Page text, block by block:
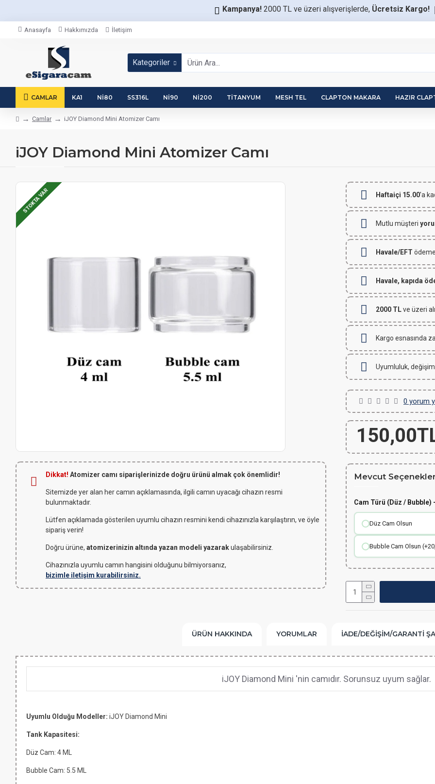
Kampanya! 2000 TL ve üzeri alışverişlerde, Ücretsiz Kargo!
Anasayfa Hakkımızda İletişim
Kategoriler
CAMLAR KA1 NI80 SS316L NI90 NI200 TITANYUM MESH TEL CLAPTON MAKARA HAZIR
Camlar iJOY Diamond Mini Atomizer Camı
iJOY Diamond Mini Atomizer Camı
STOKTA VAR
Dikkat! Atomizer camı siparişlerinizde doğru ürünü almak çok önemlidir!
Sitemizde yer alan her camın açıklamasında, ilgili camın uyacağı cihazın resmi
bulunmaktadır.
Lütfen açıklamada gösterilen uyumlu cihazın resmini kendi cihazınızla karşılaştırın, ve öyle
sipariş verin!
Doğru ürüne, atomizerinizin altında yazan modeli yazarakulaşabilirsiniz.
Cihazınızla uyumlu camın hangisini olduğunu bilmiyorsanız,
bizimle iletişim kurabilirsiniz.
Haftaiçi 15.00'a
Mutlu müşteri
Havale/EFT
Havale, kapıda
2000 TLve üzeri
Kargo esnasında
Uyumluluk,
0 yorum
Mevcut
Cam Türü (Düz /
Düz Cam Olsun
Bubble Cam Olsun
ÜRÜN HAKKINDA YORUMLAR İADE/DEĞIŞIM/GARANTI
iJOY Diamond Mini 'nin camıdır. Sorunsuz uyum sağlar.
Uyumlu Olduğu Modeller: iJOY Diamond Mini
Tank Kapasitesi:
Düz Cam: 4 ML
Bubble Cam: 5.5 ML